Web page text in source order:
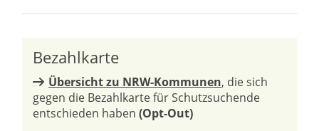
Bezahlkarte
Übersicht zu NRW-Kommunen, die sich
gegen die Bezahlkarte für Schutzsuchende
entschieden haben (Opt-Out)